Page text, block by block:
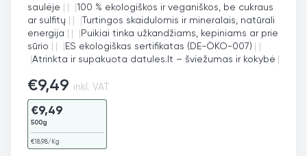
saulėje | | |100 % ekologiškos ir veganiškos, be cukraus
ar sulfitų | | |Turtingos skaidulomis ir mineralais, natūrali
energija | | |Puikiai tinka užkandžiams, kepiniams ar prie
sūrio | | |ES ekologiškas sertifikatas (DE-ÖKO-007) | |
|Atrinkta ir supakuota datules.lt – šviežumas ir kokybė |
€9,49 inkl. VAT
€9,49
500g
€18,98/Kg